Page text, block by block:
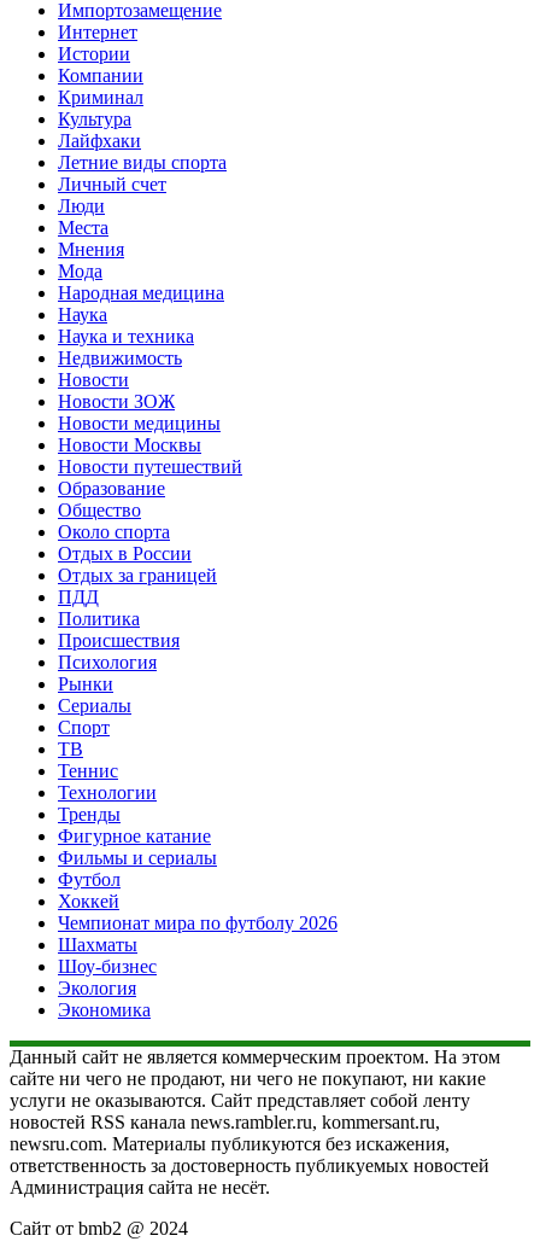
Импортозамещение
Интернет
Истории
Компании
Криминал
Культура
Лайфхаки
Летние виды спорта
Личный счет
Люди
Места
Мнения
Мода
Народная медицина
Наука
Наука и техника
Недвижимость
Новости
Новости ЗОЖ
Новости медицины
Новости Москвы
Новости путешествий
Образование
Общество
Около спорта
Отдых в России
Отдых за границей
ПДД
Политика
Происшествия
Психология
Рынки
Сериалы
Спорт
ТВ
Теннис
Технологии
Тренды
Фигурное катание
Фильмы и сериалы
Футбол
Хоккей
Чемпионат мира по футболу 2026
Шахматы
Шоу-бизнес
Экология
Экономика
Данный сайт не является коммерческим проектом. На этом
сайте ни чего не продают, ни чего не покупают, ни какие
услуги не оказываются. Сайт представляет собой ленту
новостей RSS канала news.rambler.ru, kommersant.ru,
newsru.com. Материалы публикуются без искажения,
ответственность за достоверность публикуемых новостей
Администрация сайта не несёт.
Сайт от bmb2 @ 2024